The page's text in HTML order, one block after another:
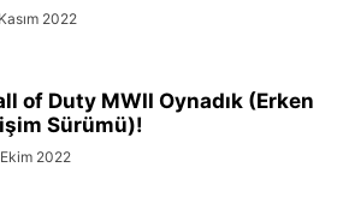
2022
of Duty MWII Oynadık (Erken
Sürümü)!
2022